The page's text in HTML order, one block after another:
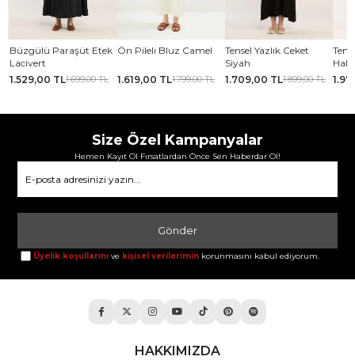
TL
Ön Pileli Bluz Camel
1.619,00 TL1.799,00 TL
Tensel Yazlık Ceket
1.709,00 TL1.899,00 TL
Tensel Jile Elbise Açık
Haki
1.979,00 TL2.199,00 TL
Size Özel Kampanyalar
Hemen Kayıt Ol Fırsatlardan Önce Sen Haberdar Ol!
Gönder
Üyelik koşullarını ve kişisel verilerimin korunmasını kabul ediyorum.
HAKKIMIZDA